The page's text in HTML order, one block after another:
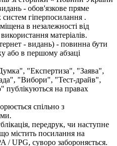
- обов'язкове пряме
гіперпосилання .
в незалежності від
матеріалів.
- видань) - повинна бути
або в першому абзаці
"Експертиза", "Заява",
"Вибори", "Тест-драйв",
на правах
спільно з
передрук, чи наступне
містить посилання на
/ UPG, суворо забороняється.